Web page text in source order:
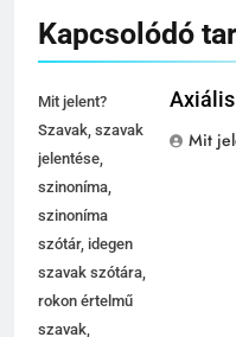
Kapcsolódó
Mit jelent?
Szavak, szavak
jelentése,
szinoníma,
szinoníma
szótár, idegen
szavak szótára,
rokon értelmű
szavak,
Mit